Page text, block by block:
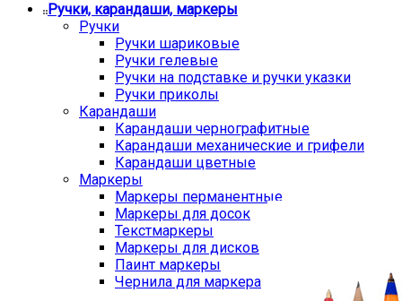
Ручки, карандаши, маркеры
Ручки
Ручки шариковые
Ручки гелевые
Ручки на подставке и ручки указки
Ручки приколы
Карандаши
Карандаши чернографитные
Карандаши механические и грифели
Карандаши цветные
Маркеры
Маркеры перманентные
Маркеры для досок
Текстмаркеры
Маркеры для дисков
Паинт маркеры
Чернила для маркера